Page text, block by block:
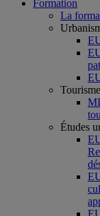
Formation
La
Tourisme
Études